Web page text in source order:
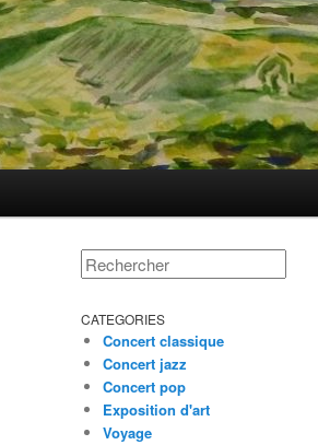
Rechercher
CATEGORIES
Concert classique
Concert jazz
Concert pop
Exposition d'art
Voyage